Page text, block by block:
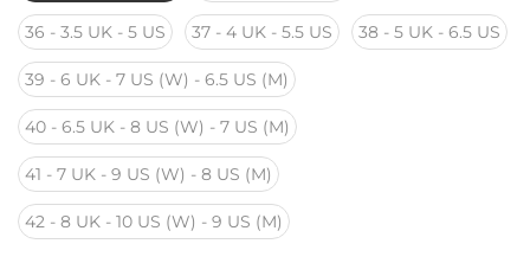
36 - 3.5 UK - 5 US 37 - 4 UK - 5.5 US 38 - 5 UK - 6.5 US
39 - 6 UK - 7 US (W) - 6.5 US (M)
40 - 6.5 UK - 8 US (W) - 7 US (M)
41 - 7 UK - 9 US (W) - 8 US (M)
42 - 8 UK - 10 US (W) - 9 US (M)